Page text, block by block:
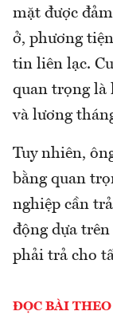
mặt được
ở, phương
tin liên lạc.
quan trọng là
và lương
Tuy nhiên,
bằng quan
nghiệp cần
động dựa
phải trả cho
ĐỌC BÀI